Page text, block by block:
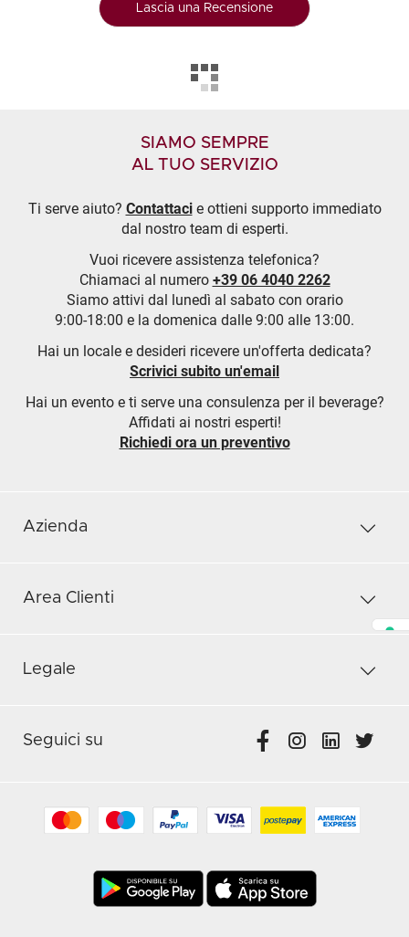
Lascia una Recensione
SIAMO SEMPRE
AL TUO SERVIZIO
Ti serve aiuto? Contattacie ottieni supporto immediato
dal nostro team di esperti.
Vuoi ricevere assistenza telefonica?
Chiamaci al numero +39 06 4040 2262
Siamo attivi dal lunedì al sabato con orario
9:00-18:00 e la domenica dalle 9:00 alle 13:00.
Hai un locale e desideri ricevere un'offerta dedicata?
Scrivici subito un'email
Hai un evento e ti serve una consulenza per il beverage?
Affidati ai nostri esperti!
Richiedi ora un preventivo
Azienda
Area Clienti
Legale
Seguici su